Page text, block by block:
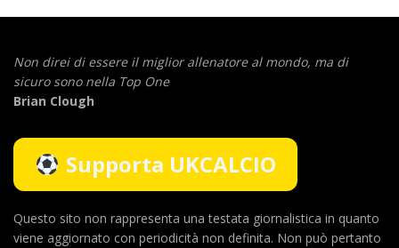
Non direi di essere il miglior allenatore al mondo, ma di
sicuro sono nella Top One
Brian Clough
Supporta UKCALCIO
Questo sito non rappresenta una testata giornalistica in quanto
viene aggiornato con periodicità non definita. Non può pertanto